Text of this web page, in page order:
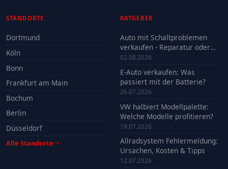
STANDORTE
Dortmund
Köln
Bonn
Frankfurt am Main
Bochum
Berlin
Düsseldorf
Alle Standorte
RATGEBER
Auto mit Schaltproblemen
verkaufen - Reparatur oder
Verkauf?
02.08.2026
E-Auto verkaufen: Was
passiert mit der Batterie?
26.07.2026
VW halbiert Modellpalette:
Welche Modelle profitieren?
19.07.2026
Allradsystem Fehlermeldung:
Ursachen, Kosten & Tipps
12.07.2026